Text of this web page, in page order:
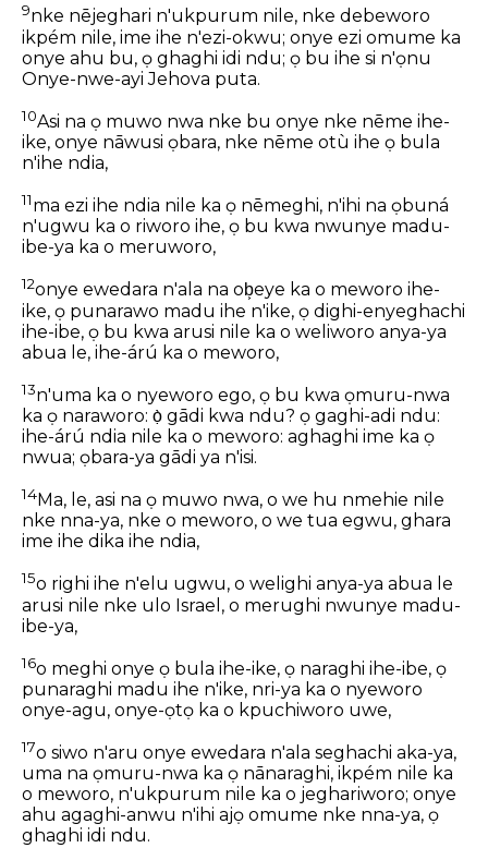
9nke nējeghari n'ukpurum nile, nke debeworo
ikpém nile, ime ihe n'ezi-okwu; onye ezi omume ka
onye ahu bu, ọ ghaghi idi ndu; ọ bu ihe si n'ọnu
Onye-nwe-ayi Jehova puta.
10Asi na ọ muwo nwa nke bu onye nke nēme ihe-
ike, onye nāwusi ọbara, nke nēme otù ihe ọ bula
n'ihe ndia,
11ma ezi ihe ndia nile ka ọ nēmeghi, n'ihi na ọbuná
n'ugwu ka o riworo ihe, ọ bu kwa nwunye madu-
ibe-ya ka o meruworo,
12onye ewedara n'ala na ob͕eye ka o meworo ihe-
ike, ọ punarawo madu ihe n'ike, ọ dighi-enyeghachi
ihe-ibe, ọ bu kwa arusi nile ka o weliworo anya-ya
abua le, ihe-árú ka o meworo,
13n'uma ka o nyeworo ego, ọ bu kwa ọmuru-nwa
ka ọ naraworo: ọ̀ gādi kwa ndu? ọ gaghi-adi ndu:
ihe-árú ndia nile ka o meworo: aghaghi ime ka ọ
nwua; ọbara-ya gādi ya n'isi.
14Ma, le, asi na ọ muwo nwa, o we hu nmehie nile
nke nna-ya, nke o meworo, o we tua egwu, ghara
ime ihe dika ihe ndia,
15o righi ihe n'elu ugwu, o welighi anya-ya abua le
arusi nile nke ulo Israel, o merughi nwunye madu-
ibe-ya,
16o meghi onye ọ bula ihe-ike, ọ naraghi ihe-ibe, ọ
punaraghi madu ihe n'ike, nri-ya ka o nyeworo
onye-agu, onye-ọtọ ka o kpuchiworo uwe,
17o siwo n'aru onye ewedara n'ala seghachi aka-ya,
uma na ọmuru-nwa ka ọ nānaraghi, ikpém nile ka
o meworo, n'ukpurum nile ka o jeghariworo; onye
ahu agaghi-anwu n'ihi ajọ omume nke nna-ya, ọ
ghaghi idi ndu.